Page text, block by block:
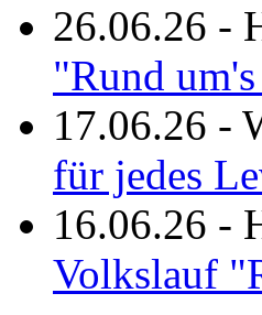
26.06.26 -
"Rund
17.06.26 -
für jedes
16.06.26 -
Volkslauf